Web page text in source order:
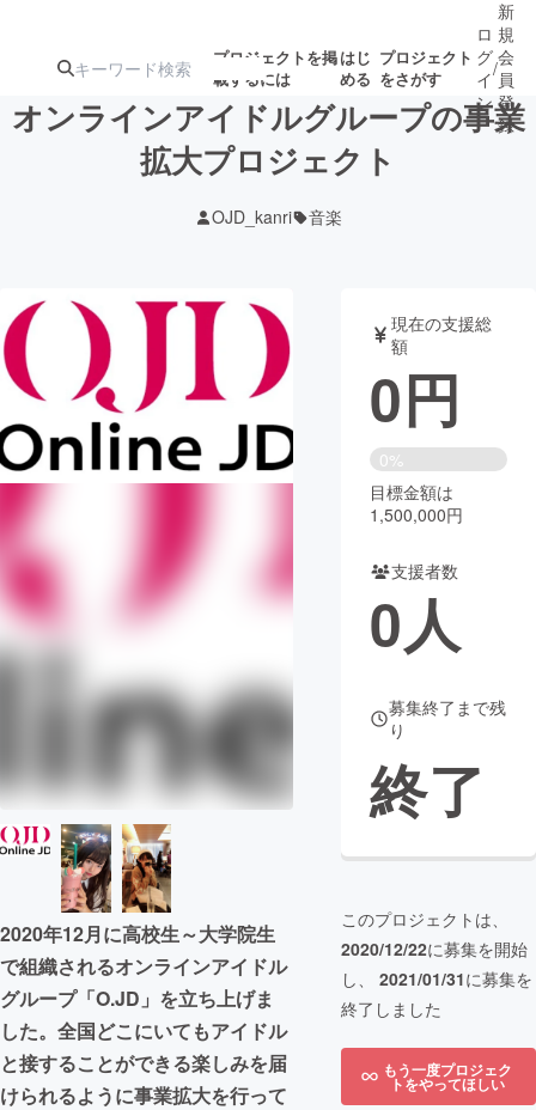
プロジェクトを掲
載するには
はじ
める
プロジェクト
をさがす
ジェクト
募集終了が近いプ
ロジェクト
アート・写真 音楽
テクノロジー・ガジェット ゲーム・サ
映像・映画 書籍・雑誌
チャレンジ
まちづくり・地域活性化
CAMPFIRE Creation
CAMPFIREふるさと納税machi-ya
ロ
グ
イ
ン
/
新
規
会
員
登
録
オンラインアイドルグループの事業
拡大プロジェクト
OJD_kanri 音楽
2020年12月に高校生～大学院生
で組織されるオンラインアイドル
グループ「O.JD」を立ち上げま
した。全国どこにいてもアイドル
と接することができる楽しみを届
けられるように事業拡大を行って
現在の支援総
額
0円
0%
目標金額は
1,500,000円
支援者数
0人
募集終了まで残
り
終了
このプロジェクトは、
2020/12/22に募集を開始
し、 2021/01/31に募集を
終了しました
もう一度プロジェク
トをやってほしい